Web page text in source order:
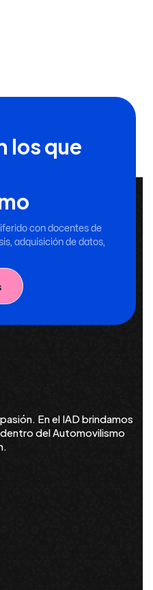
los que
con docentes de
adquisición de datos,
En el IAD brindamos
del Automovilismo